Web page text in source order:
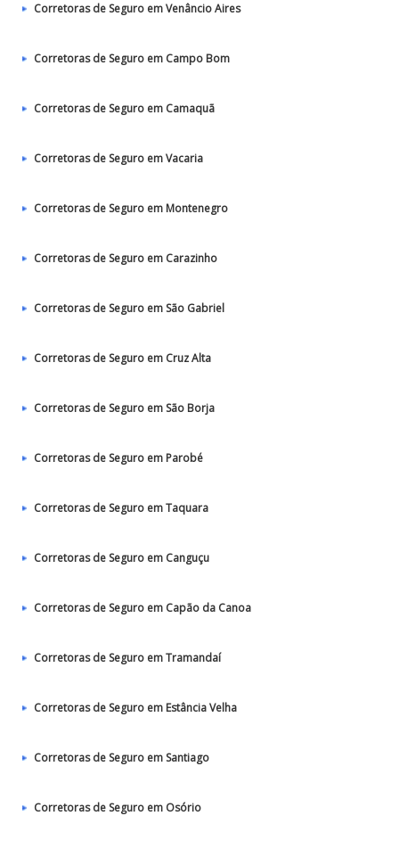
Corretoras de Seguro em Venâncio Aires
Corretoras de Seguro em Campo Bom
Corretoras de Seguro em Camaquã
Corretoras de Seguro em Vacaria
Corretoras de Seguro em Montenegro
Corretoras de Seguro em Carazinho
Corretoras de Seguro em São Gabriel
Corretoras de Seguro em Cruz Alta
Corretoras de Seguro em São Borja
Corretoras de Seguro em Parobé
Corretoras de Seguro em Taquara
Corretoras de Seguro em Canguçu
Corretoras de Seguro em Capão da Canoa
Corretoras de Seguro em Tramandaí
Corretoras de Seguro em Estância Velha
Corretoras de Seguro em Santiago
Corretoras de Seguro em Osório